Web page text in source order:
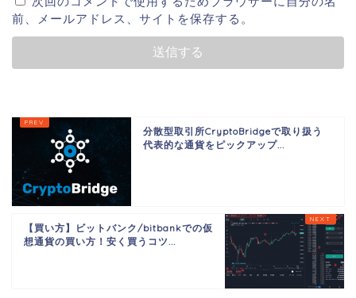
前、メールアドレス、サイトを保存する。
分散型取引所CryptoBridgeで取り扱う
代表的な通貨をピックアップ...
【買い方】ビットバンク/bitbankでの仮
想通貨の買い方！安く買うコツ...